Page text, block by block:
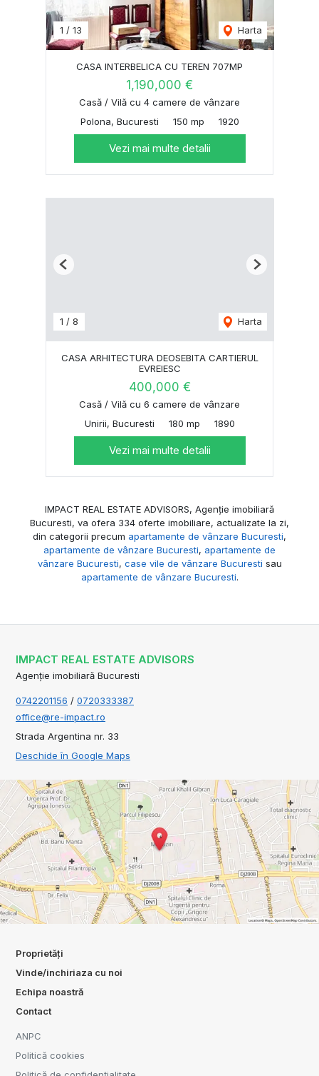
1 / 13 Harta
CASA INTERBELICA CU TEREN 707MP
1,190,000 €
Casă / Vilă cu 4 camere de vânzare
Polona, Bucuresti
150 mp 1920
Vezi mai multe detalii
1 / 8 Harta
Previous Next
CASA ARHITECTURA DEOSEBITA CARTIERUL
EVREIESC
400,000 €
Casă / Vilă cu 6 camere de vânzare
Unirii, Bucuresti
180 mp 1890
Vezi mai multe detalii
IMPACT REAL ESTATE ADVISORS, Agenție imobiliară
Bucuresti, va ofera 334 oferte imobiliare, actualizate la zi,
din categorii precum apartamente de vânzare Bucuresti,
apartamente de vânzare Bucuresti, apartamente de
vânzare Bucuresti, case vile de vânzare Bucuresti sau
apartamente de vânzare Bucuresti.
IMPACT REAL ESTATE ADVISORS
Agenție imobiliară Bucuresti
0742201156 / 0720333387
office@re-impact.ro
Strada Argentina nr. 33
Deschide în Google Maps
Proprietăți
Vinde/inchiriaza cu noi
Echipa noastră
Contact
ANPC
Politică cookies